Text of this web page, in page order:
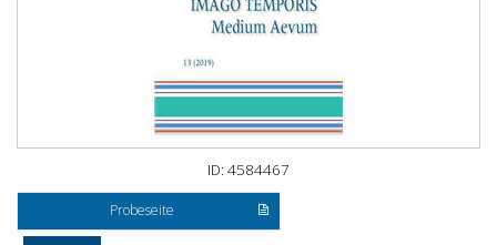
ID: 4584467
Probeseite